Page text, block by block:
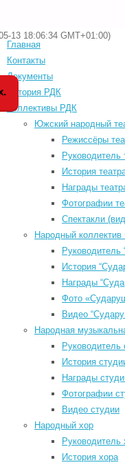
Главная
Контакты
Документы
История РДК
Коллективы РДК
Южский народный
Режиссёры
Руководитель
История
Награды
Фотографии
Спектакли
Народный
Руководитель
История
Награды
Фото
Видео
Народная
Руководитель
История
Награды
Фотографии
Видео студии
Народный хор
Руководитель
История хора
Главная
Контакты
Документы
История РДК
Коллективы РДК-
Фестивали-
Афиша мероприятий
Расписание занятий-
КИНОАФИША-
Обратная связь-
«КУЛЬТУРА ДЛЯ
ШКОЛЬНИКОВ»-
КУПИТЬ БИЛЕТЫ-
Search for: